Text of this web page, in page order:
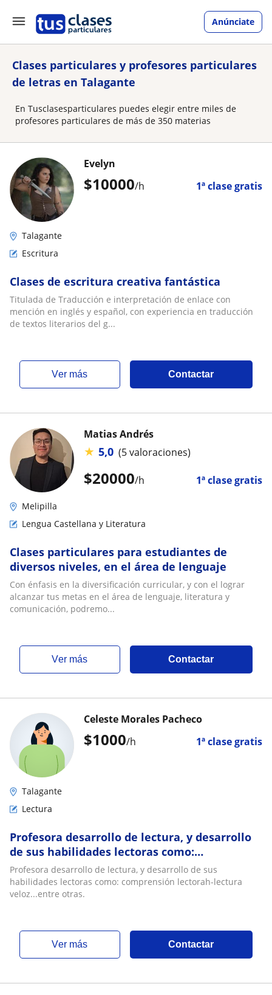
Anúnciate
Clases particulares y profesores particulares
de letras en Talagante
En Tusclasesparticulares puedes elegir entre miles de
profesores particulares de más de 350 materias
$10000/h 1ª clase gratis
Evelyn
Talagante
Escritura
Clases de escritura creativa fantástica
Titulada de Traducción e interpretación de enlace con
mención en inglés y español, con experiencia en traducción
de textos literarios del g...
ver más Contactar
$20000/h 1ª clase gratis
Matias Andrés
★ 5,0 (5 valoraciones)
Melipilla
Lengua Castellana y Literatura
Clases particulares para estudiantes de
diversos niveles, en el área de lenguaje
Con énfasis en la diversificación curricular, y con el lograr
alcanzar tus metas en el área de lenguaje, literatura y
comunicación, podremo...
ver más Contactar
$1000/h 1ª clase gratis
Celeste Morales Pacheco
Talagante
Lectura
Profesora desarrollo de lectura, y desarrollo
de sus habilidades lectoras como:
comprensión lectorah-lectura veloz...entre
otras
Profesora desarrollo de lectura, y desarrollo de sus
habilidades lectoras como: comprensión lectorah-lectura
veloz...entre otras.
ver más Contactar